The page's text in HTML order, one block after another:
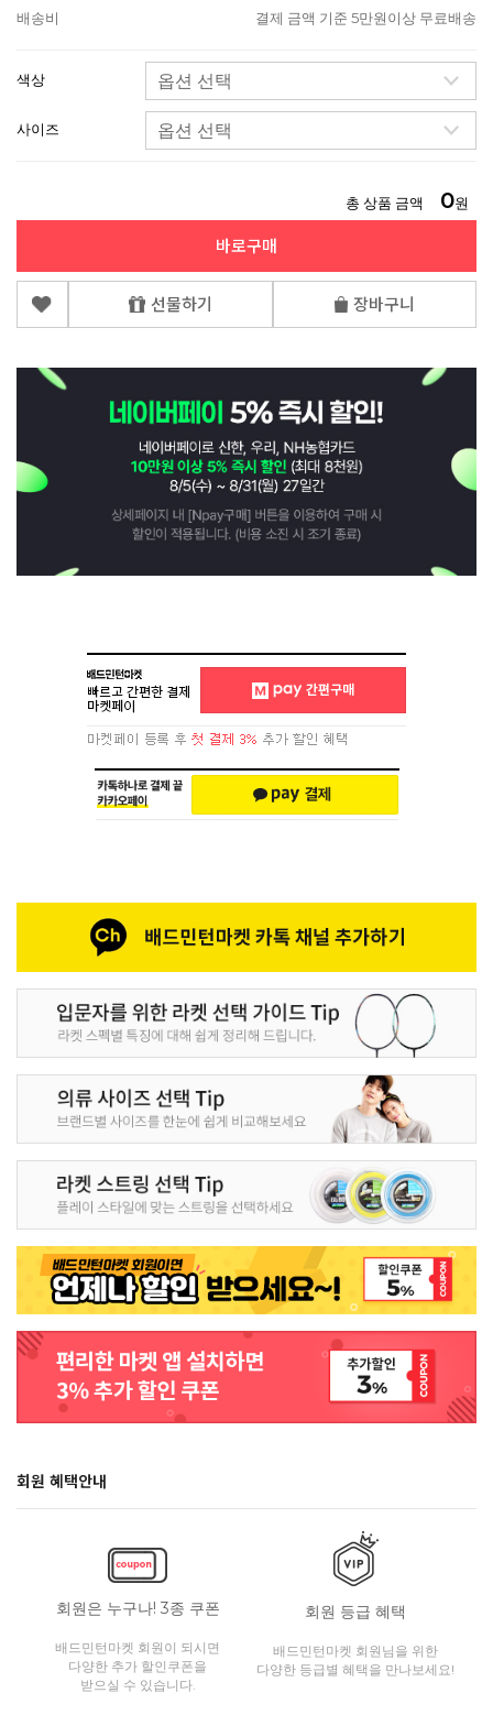
배송비 결제 금액 기준 5만원이상 무료배송
색상
사이즈
총 상품 금액 0원
바로구매
선물하기 장바구니
회원 혜택안내
회원은 누구나! 3종 쿠폰
배드민턴마켓 회원이 되시면
다양한 추가 할인쿠폰을
받으실 수 있습니다.
회원 등급 혜택
배드민턴마켓 회원님을 위한
다양한 등급별 혜택을 만나보세요!